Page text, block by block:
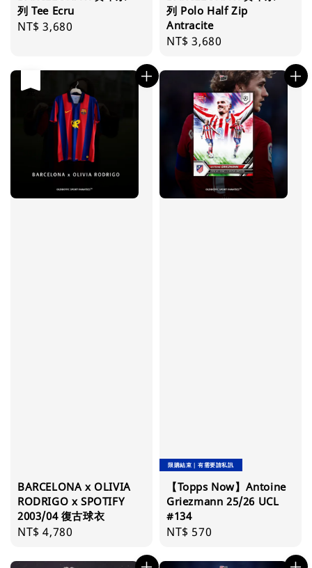
列 Tee Ecru
Regular
NT$ 3,680
列 Polo Half Zip
Antracite
Regular
NT$ 3,680
BARCELONA x OLIVIA
RODRIGO x SPOTIFY
2003/04 復古球衣
Regular
NT$ 4,780
限購結束｜有需要請私訊
【Topps Now】Antoine
Griezmann 25/26 UCL
#134
Regular
NT$ 570